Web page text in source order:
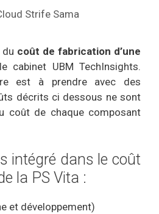
Strife Sama
coût de fabrication d’une
cabinet UBM TechInsights.
est à prendre avec des
décrits ci dessous ne sont
coût de chaque composant
intégré dans le coût
la PS Vita :
et développement)